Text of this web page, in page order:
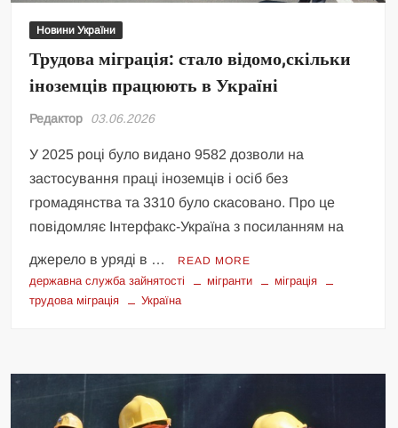
Новини України
Трудова міграція: стало відомо,скільки
іноземців працюють в Україні
Редактор 03.06.2026
У 2025 році було видано 9582 дозволи на
застосування праці іноземців і осіб без
громадянства та 3310 було скасовано. Про це
повідомляє Інтерфакс-Україна з посиланням на
джерело в уряді в … READ MORE
державна служба зайнятості мігранти
міграція
трудова міграція
Україна